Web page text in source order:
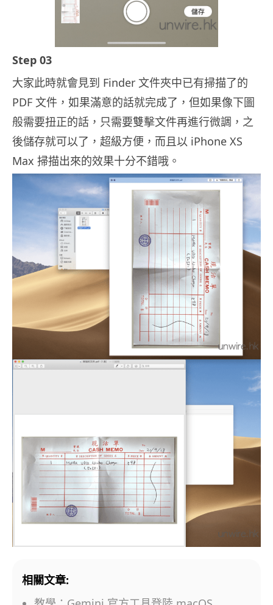
Step 03
大家此時就會見到 Finder 文件夾中已有掃描了的
PDF 文件，如果滿意的話就完成了，但如果像下圖
般需要扭正的話，只需要雙擊文件再進行微調，之
後儲存就可以了，超級方便，而且以 iPhone XS
Max 掃描出來的效果十分不錯哦。
相關文章: